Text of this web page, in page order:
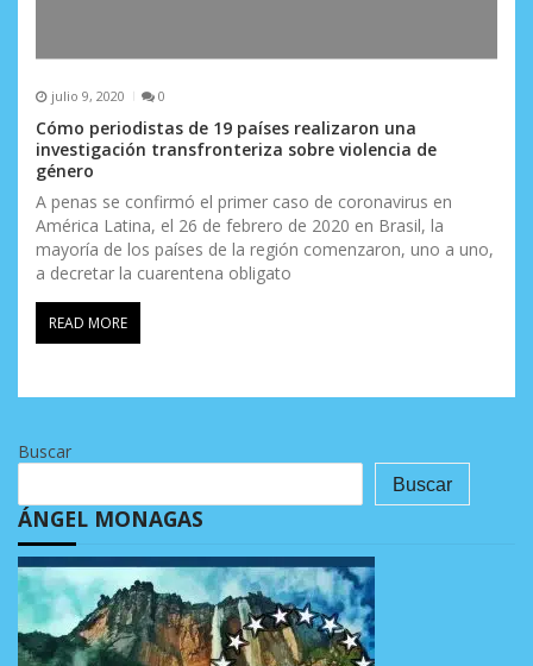
julio 9, 2020 0
Cómo periodistas de 19 países realizaron una
investigación transfronteriza sobre violencia de
género
A penas se confirmó el primer caso de coronavirus en
América Latina, el 26 de febrero de 2020 en Brasil, la
mayoría de los países de la región comenzaron, uno a uno,
a decretar la cuarentena obligato
READ MORE
Buscar
Buscar
ÁNGEL MONAGAS